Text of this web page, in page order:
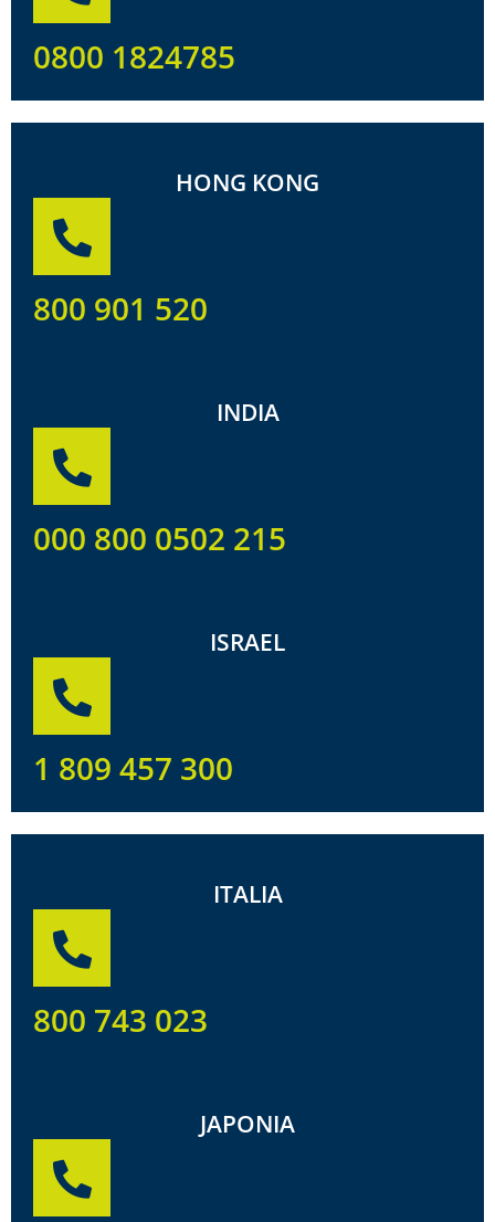
0800 1824785
HONG KONG
800 901 520
INDIA
000 800 0502 215
ISRAEL
1 809 457 300
ITALIA
800 743 023
JAPONIA